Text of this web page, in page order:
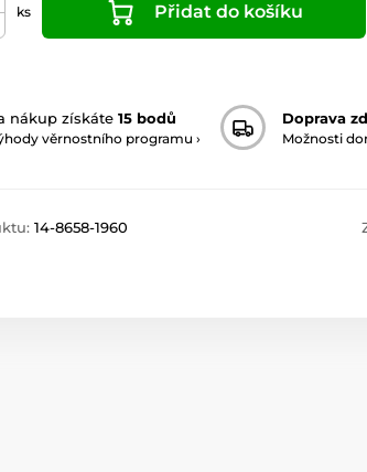
ks Přidat do košíku
nákup získáte 15 bodů
věrnostního programu ›
Doprava
Možnosti
14-8658-1960